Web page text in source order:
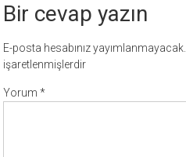
Bir cevap yazın
E-posta hesabınız yayımlanmayacak.
işaretlenmişlerdir
Yorum*